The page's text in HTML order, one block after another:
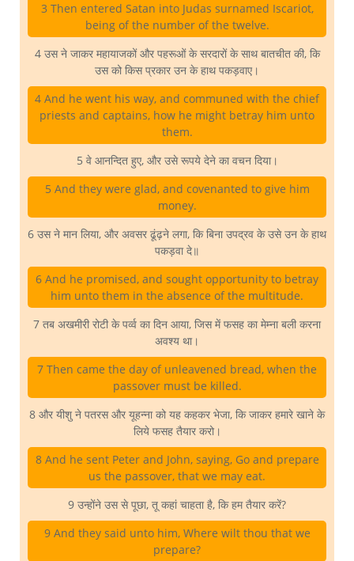
3 Then entered Satan into Judas surnamed Iscariot,
being of the number of the twelve.
4 उस ने जाकर महायाजकों और पहरूओं के सरदारों के साथ बातचीत की, कि
उस को किस प्रकार उन के हाथ पकड़वाए।
4 And he went his way, and communed with the chief
priests and captains, how he might betray him unto
them.
5 वे आनन्दित हुए, और उसे रूपये देने का वचन दिया।
5 And they were glad, and covenanted to give him
money.
6 उस ने मान लिया, और अवसर ढूंढ़ने लगा, कि बिना उपद्रव के उसे उन के हाथ
पकड़वा दे॥
6 And he promised, and sought opportunity to betray
him unto them in the absence of the multitude.
7 तब अखमीरी रोटी के पर्व्व का दिन आया, जिस में फसह का मेम्ना बली करना
अवश्य था।
7 Then came the day of unleavened bread, when the
passover must be killed.
8 और यीशु ने पतरस और यूहन्ना को यह कहकर भेजा, कि जाकर हमारे खाने के
लिये फसह तैयार करो।
8 And he sent Peter and John, saying, Go and prepare
us the passover, that we may eat.
9 उन्होंने उस से पूछा, तू कहां चाहता है, कि हम तैयार करें?
9 And they said unto him, Where wilt thou that we
prepare?